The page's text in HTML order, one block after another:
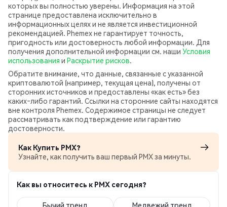
которых вы полностью уверены. Информация на этой
странице предоставлена исключительно в
информационных целях и не является инвестиционной
рекомендацией. Phemex не гарантирует точность,
пригодность или достоверность любой информации. Для
получения дополнительной информации см. наши Условия
использования и Раскрытие рисков.
Обратите внимание, что данные, связанные с указанной
криптовалютой (например, текущая цена), получены от
сторонних источников и предоставлены «как есть» без
каких‑либо гарантий. Ссылки на сторонние сайты находятся
вне контроля Phemex. Содержимое страницы не следует
рассматривать как подтверждение или гарантию
достоверности.
Как Купить PMX?
Узнайте, как получить ваш первый PMX за минуты.
Как вы относитесь к PMX сегодня?
Бычий тренд Медвежий тренд